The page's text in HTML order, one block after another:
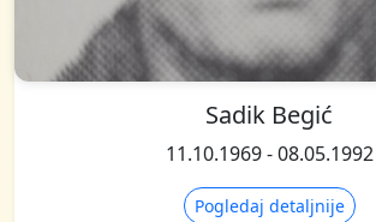
Sadik Begić
11.10.1969 - 08.05.1992
Pogledaj detaljnije